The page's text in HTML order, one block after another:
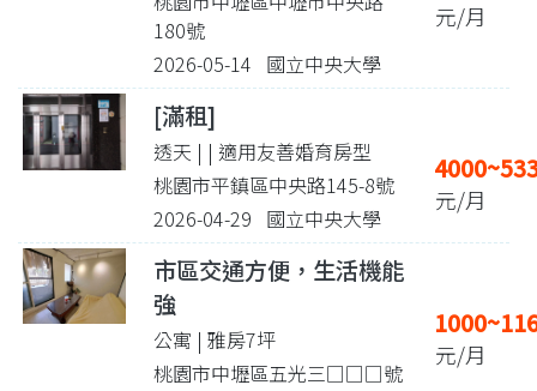
180號
2026-05-14 國立中央大學
元/月
[滿租]
透天 | | 適用友善婚育房型
桃園市平鎮區中央路145-8號
2026-04-29 國立中央大學
元/月
市區交通方便，生活機能
強
公寓 | 雅房7坪
桃園市中壢區五光三□□□號
元/月